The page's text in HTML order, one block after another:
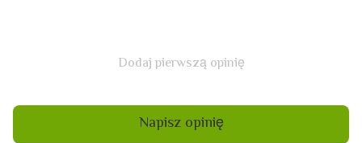
Dodaj pierwszą opinię
Napisz opinię